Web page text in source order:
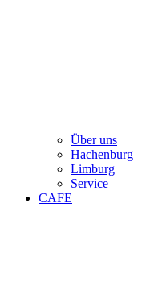
Über uns
Hachenburg
Limburg
Service
CAFE